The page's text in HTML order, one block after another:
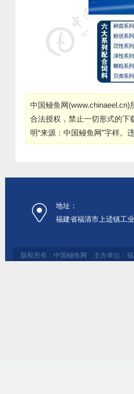
中国鳗鱼网(www.chinaeel.cn)
合法授权，禁止一切形式的下
明“来源：中国鳗鱼网”字样。
地址：
福建省福清市上迳镇工
版权所有：中国鳗鱼网 主办单位：